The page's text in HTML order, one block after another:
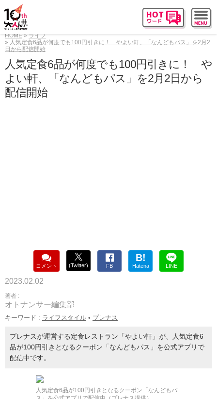
HOME
ライフ
人気定食6品が何度でも100円引きに！ やよい軒、「なんどもパス」を2月2
日から配信開始
人気定食6品が何度でも100円引きに！ や
よい軒、「なんどもパス」を2月2日から
配信開始
コメント (Twitter) FB
B!
Hatena LINE
2023.02.02
著者 :
オトナンサー編集部
キーワード : ライフスタイル • プレナス
プレナスが運営する定食レストラン「やよい軒」が、人気定食6
品が100円引きとなるクーポン「なんどもパス」を公式アプリで
配信中です。
人気定食6品が100円引きとなるクーポン「なんどもパ